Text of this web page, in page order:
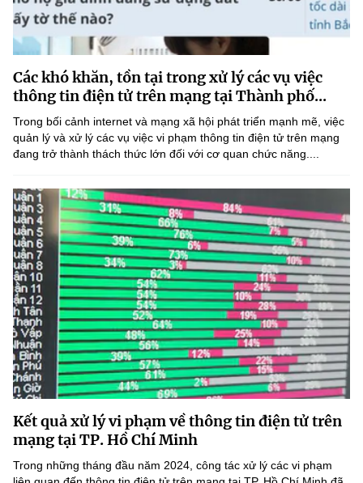
Các khó khăn, tồn tại trong xử lý các vụ việc
thông tin điện tử trên mạng tại Thành phố...
Trong bối cảnh internet và mạng xã hội phát triển mạnh mẽ, việc
quản lý và xử lý các vụ việc vi phạm thông tin điện tử trên mạng
đang trở thành thách thức lớn đối với cơ quan chức năng....
Kết quả xử lý vi phạm về thông tin điện tử trên
mạng tại TP. Hồ Chí Minh
Trong những tháng đầu năm 2024, công tác xử lý các vi phạm